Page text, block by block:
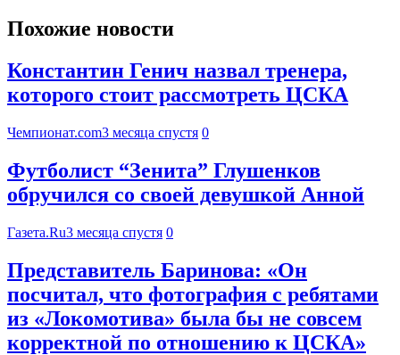
Похожие новости
Константин Генич назвал тренера,
которого стоит рассмотреть ЦСКА
Чемпионат.com3 месяца спустя 0
Футболист “Зенита” Глушенков
обручился со своей девушкой Анной
Газета.Ru3 месяца спустя 0
Представитель Баринова: «Он
посчитал, что фотография с ребятами
из «Локомотива» была бы не совсем
корректной по отношению к ЦСКА»